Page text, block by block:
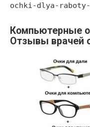
ochki-dlya-raboty-
Компьютерные
Отзывы врачей